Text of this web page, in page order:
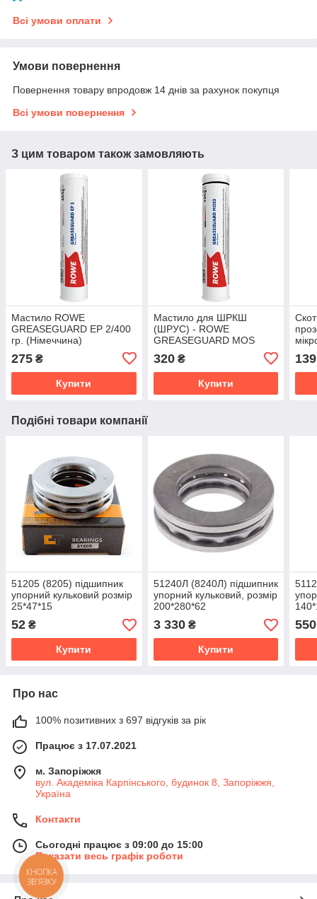
Всі умови оплати
Умови повернення
Повернення товару впродовж 14 днів за рахунок покупця
Всі умови повернення
З цим товаром також замовляють
Мастило ROWE
GREASEGUARD EP 2/400
гр. (Німеччина)
275 ₴
Купити
Мастило для ШРКШ
(ШРУС) - ROWE
GREASEGUARD MOS
320₴
Купити
139
Подібні товари компанії
51205 (8205) підшипник
упорний кульковий розмір
25*47*15
52 ₴
Купити
51240Л (8240Л) підшипник
упорний кульковий, розмір
200*280*62
3 330₴
Купити
550
Про нас
100% позитивних з 697 відгуків за рік
Працює з 17.07.2021
м. Запоріжжя
вул. Академіка Карпінського, будинок 8, Запоріжжя,
Україна
Контакти
Сьогодні працює з 09:00 до 15:00
Показати весь графік роботи
КНОПКА
ЗВ'ЯЗКУ